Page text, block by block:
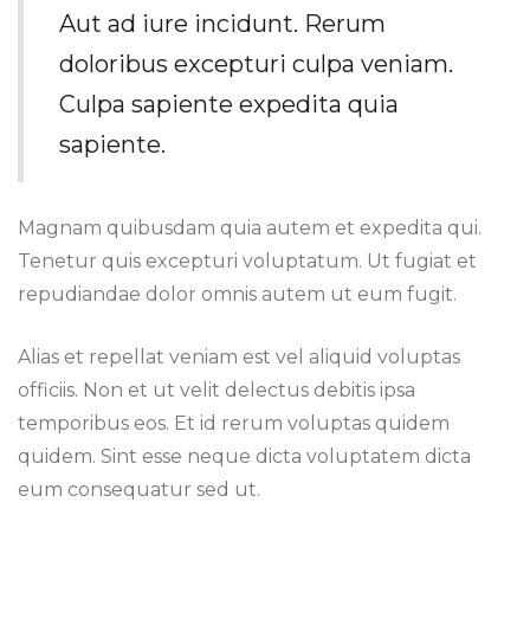
Aut ad iure incidunt. Rerum
doloribus excepturi culpa veniam.
Culpa sapiente expedita quia
sapiente.
Magnam quibusdam quia autem et expedita qui.
Tenetur quis excepturi voluptatum. Ut fugiat et
repudiandae dolor omnis autem ut eum fugit.
Alias et repellat veniam est vel aliquid voluptas
officiis. Non et ut velit delectus debitis ipsa
temporibus eos. Et id rerum voluptas quidem
quidem. Sint esse neque dicta voluptatem dicta
eum consequatur sed ut.